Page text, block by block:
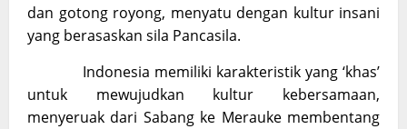
dan gotong royong, menyatu dengan kultur insani
yang berasaskan sila Pancasila.
Indonesia memiliki karakteristik yang ‘khas’
untuk mewujudkan kultur kebersamaan,
menyeruak dari Sabang ke Merauke membentang